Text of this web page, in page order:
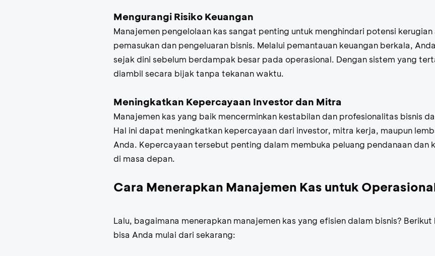
Mengurangi Risiko Keuangan
Manajemen pengelolaan kas sangat penting untuk menghindari potensi
pemasukan dan pengeluaran bisnis. Melalui pemantauan keuangan berkala,
sejak dini sebelum berdampak besar pada operasional. Dengan sistem yang
diambil secara bijak tanpa tekanan waktu.
Meningkatkan Kepercayaan Investor dan Mitra
Manajemen kas yang baik mencerminkan kestabilan dan profesionalitas bisnis
Hal ini dapat meningkatkan kepercayaan dari investor, mitra kerja, maupun
Anda. Kepercayaan tersebut penting dalam membuka peluang pendanaan dan
di masa depan.
Cara Menerapkan Manajemen Kas untuk
Lalu, bagaimana menerapkan manajemen kas yang efisien dalam bisnis?
bisa Anda mulai dari sekarang: